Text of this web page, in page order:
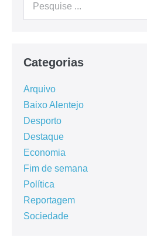
Categorias
Arquivo
Baixo Alentejo
Desporto
Destaque
Economia
Fim de semana
Política
Reportagem
Sociedade